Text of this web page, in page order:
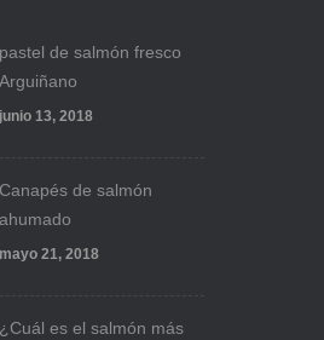
pastel de salmón fresco
Arguiñano
junio 13, 2018
Canapés de salmón
ahumado
mayo 21, 2018
¿Cuál es el salmón más